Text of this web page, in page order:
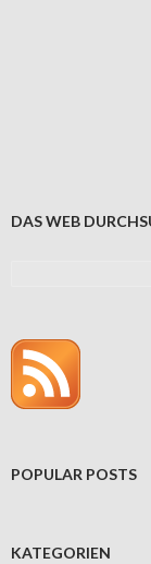
DAS WEB
POPULAR POSTS
KATEGORIEN